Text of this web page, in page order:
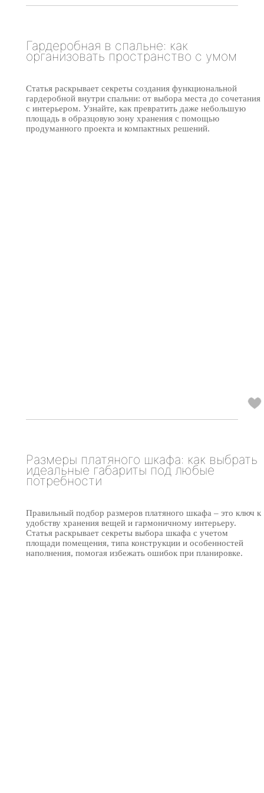
Гардеробная в спальне: как
организовать пространство с умом
Статья раскрывает секреты создания функциональной
гардеробной внутри спальни: от выбора места до сочетания
с интерьером. Узнайте, как превратить даже небольшую
площадь в образцовую зону хранения с помощью
продуманного проекта и компактных решений.
Размеры платяного шкафа: как выбрать
идеальные габариты под любые
потребности
Правильный подбор размеров платяного шкафа – это ключ к
удобству хранения вещей и гармоничному интерьеру.
Статья раскрывает секреты выбора шкафа с учетом
площади помещения, типа конструкции и особенностей
наполнения, помогая избежать ошибок при планировке.